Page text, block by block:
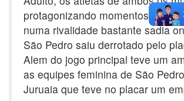
protagonizando momentos de
numa rivalidade bastante sadia
São Pedro saiu derrotado pelo
Alem do jogo principal teve um
as equipes feminina de São
Juruaia que teve no placar um